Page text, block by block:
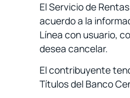
El Servicio de
acuerdo a la
Línea con usuario,
desea cancelar.
El contribuyente
Títulos del Banco